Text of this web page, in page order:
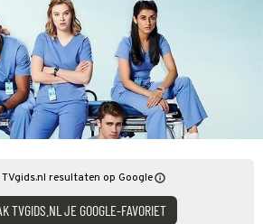
resultaten op Google
TVGIDS.NL JE GOOGLE-FAVORIET